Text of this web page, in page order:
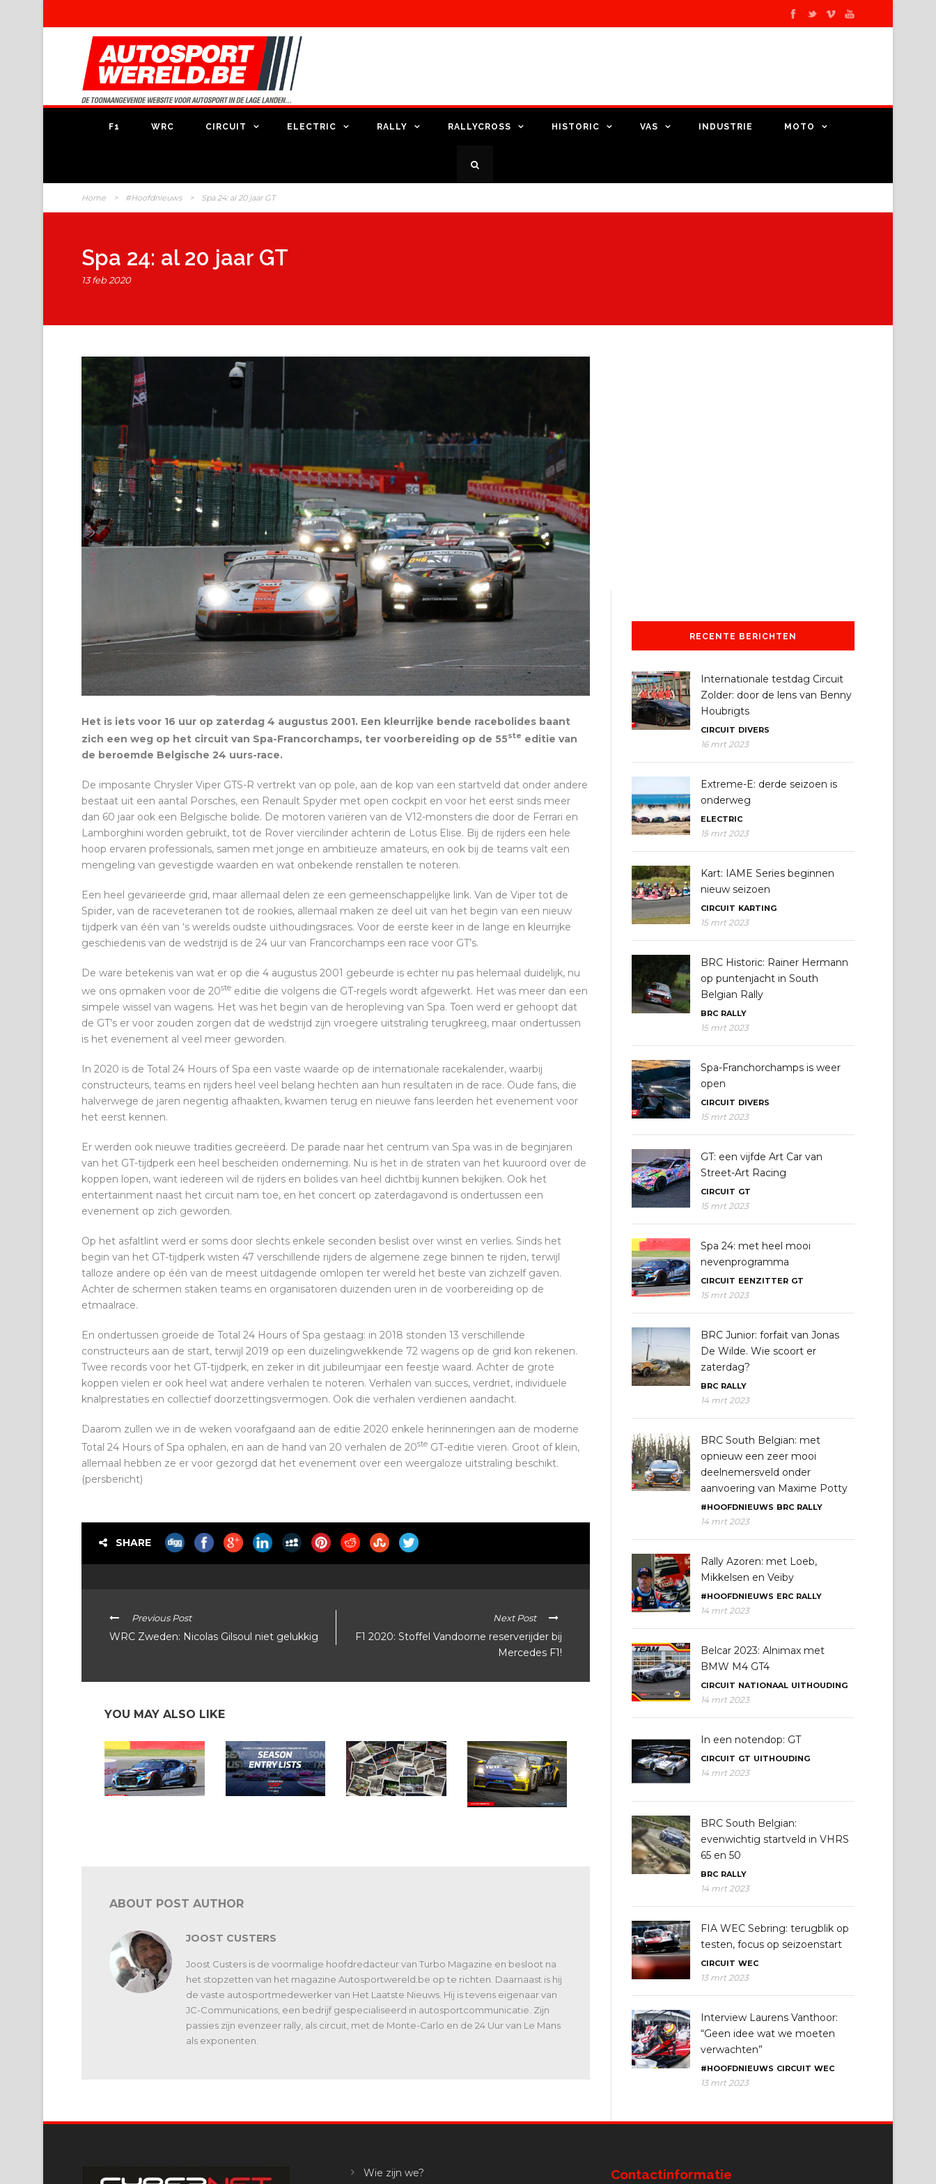
F1 WRC CIRCUIT ELECTRIC RALLY RALLYCROSS HISTORIC VAS INDUSTRIE MOTO
Home > #Hoofdnieuws > Spa 24: al 20 jaar GT
Spa 24: al 20 jaar GT
13 feb 2020
Het is iets voor 16 uur op zaterdag 4 augustus 2001. Een kleurrijke bende racebolides baant
zich een weg op het circuit van Spa-Francorchamps, ter voorbereiding op de 55ste editie van
de beroemde Belgische 24 uurs-race.
De imposante Chrysler Viper GTS-R vertrekt van op pole, aan de kop van een startveld dat onder andere
bestaat uit een aantal Porsches, een Renault Spyder met open cockpit en voor het eerst sinds meer
dan 60 jaar ook een Belgische bolide. De motoren variëren van de V12-monsters die door de Ferrari en
Lamborghini worden gebruikt, tot de Rover viercilinder achterin de Lotus Elise. Bij de rijders een hele
hoop ervaren professionals, samen met jonge en ambitieuze amateurs, en ook bij de teams valt een
mengeling van gevestigde waarden en wat onbekende renstallen te noteren.
Een heel gevarieerde grid, maar allemaal delen ze een gemeenschappelijke link. Van de Viper tot de
Spider, van de raceveteranen tot de rookies, allemaal maken ze deel uit van het begin van een nieuw
tijdperk van één van ‘s werelds oudste uithoudingsraces. Voor de eerste keer in de lange en kleurrijke
geschiedenis van de wedstrijd is de 24 uur van Francorchamps een race voor GT’s.
De ware betekenis van wat er op die 4 augustus 2001 gebeurde is echter nu pas helemaal duidelijk, nu
we ons opmaken voor de 20ste editie die volgens die GT-regels wordt afgewerkt. Het was meer dan een
simpele wissel van wagens. Het was het begin van de heropleving van Spa. Toen werd er gehoopt dat
de GT’s er voor zouden zorgen dat de wedstrijd zijn vroegere uitstraling terugkreeg, maar ondertussen
is het evenement al veel meer geworden.
In 2020 is de Total 24 Hours of Spa een vaste waarde op de internationale racekalender, waarbij
constructeurs, teams en rijders heel veel belang hechten aan hun resultaten in de race. Oude fans, die
halverwege de jaren negentig afhaakten, kwamen terug en nieuwe fans leerden het evenement voor
het eerst kennen.
Er werden ook nieuwe tradities gecreëerd. De parade naar het centrum van Spa was in de beginjaren
van het GT-tijdperk een heel bescheiden onderneming. Nu is het in de straten van het kuuroord over de
koppen lopen, want iedereen wil de rijders en bolides van heel dichtbij kunnen bekijken. Ook het
entertainment naast het circuit nam toe, en het concert op zaterdagavond is ondertussen een
evenement op zich geworden.
Op het asfaltlint werd er soms door slechts enkele seconden beslist over winst en verlies. Sinds het
begin van het GT-tijdperk wisten 47 verschillende rijders de algemene zege binnen te rijden, terwijl
talloze andere op één van de meest uitdagende omlopen ter wereld het beste van zichzelf gaven.
Achter de schermen staken teams en organisatoren duizenden uren in de voorbereiding op de
etmaalrace.
En ondertussen groeide de Total 24 Hours of Spa gestaag: in 2018 stonden 13 verschillende
constructeurs aan de start, terwijl 2019 op een duizelingwekkende 72 wagens op de grid kon rekenen.
Twee records voor het GT-tijdperk, en zeker in dit jubileumjaar een feestje waard. Achter de grote
koppen vielen er ook heel wat andere verhalen te noteren. Verhalen van succes, verdriet, individuele
knalprestaties en collectief doorzettingsvermogen. Ook die verhalen verdienen aandacht.
Daarom zullen we in de weken voorafgaand aan de editie 2020 enkele herinneringen aan de moderne
Total 24 Hours of Spa ophalen, en aan de hand van 20 verhalen de 20ste GT-editie vieren. Groot of klein,
allemaal hebben ze er voor gezorgd dat het evenement over een weergaloze uitstraling beschikt.
(persbericht)
SHARE
Previous Post
WRC Zweden: Nicolas Gilsoul niet gelukkig
Next Post
F1 2020: Stoffel Vandoorne reserverijder bij
Mercedes F1!
YOU MAY ALSO LIKE
ABOUT POST AUTHOR
JOOST CUSTERS
Joost Custers is de voormalige hoofdredacteur van Turbo Magazine en besloot na
het stopzetten van het magazine Autosportwereld.be op te richten. Daarnaast is hij
de vaste autosportmedewerker van Het Laatste Nieuws. Hij is tevens eigenaar van
JC-Communications, een bedrijf gespecialiseerd in autosportcommunicatie. Zijn
passies zijn evenzeer rally, als circuit, met de Monte-Carlo en de 24 Uur van Le Mans
als exponenten.
RECENTE BERICHTEN
Internationale testdag Circuit
Zolder: door de lens van Benny
Houbrigts
CIRCUIT DIVERS
16 mrt 2023
Extreme-E: derde seizoen is
onderweg
ELECTRIC
15 mrt 2023
Kart: IAME Series beginnen
nieuw seizoen
CIRCUIT KARTING
15 mrt 2023
BRC Historic: Rainer Hermann
op puntenjacht in South
Belgian Rally
BRC RALLY
15 mrt 2023
Spa-Franchorchamps is weer
open
CIRCUIT DIVERS
15 mrt 2023
GT: een vijfde Art Car van
Street-Art Racing
CIRCUIT GT
15 mrt 2023
Spa 24: met heel mooi
nevenprogramma
CIRCUIT EENZITTER GT
15 mrt 2023
BRC Junior: forfait van Jonas
De Wilde. Wie scoort er
zaterdag?
BRC RALLY
14 mrt 2023
BRC South Belgian: met
opnieuw een zeer mooi
deelnemersveld onder
aanvoering van Maxime Potty
#HOOFDNIEUWS BRC RALLY
14 mrt 2023
Rally Azoren: met Loeb,
Mikkelsen en Veiby
#HOOFDNIEUWS ERC RALLY
14 mrt 2023
Belcar 2023: Alnimax met
BMW M4 GT4
CIRCUIT NATIONAAL UITHOUDING
14 mrt 2023
In een notendop: GT
CIRCUIT GT UITHOUDING
14 mrt 2023
BRC South Belgian:
evenwichtig startveld in VHRS
65 en 50
BRC RALLY
14 mrt 2023
FIA WEC Sebring: terugblik op
testen, focus op seizoenstart
CIRCUIT WEC
13 mrt 2023
Interview Laurens Vanthoor:
“Geen idee wat we moeten
verwachten”
#HOOFDNIEUWS CIRCUIT WEC
13 mrt 2023
Wie zijn we? Contactinformatie